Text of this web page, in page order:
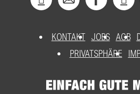
KONTAKT JOBS AGB
PRIVATSPHÄRE